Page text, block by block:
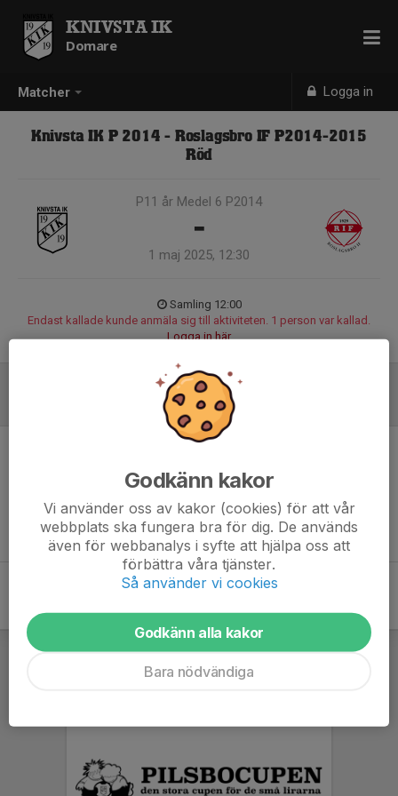
Matcher Logga in
KNIVSTA IK
Domare
Knivsta IK P 2014 - Roslagsbro IF P2014-2015
Röd
P11 år Medel 6 P2014
-
1 maj 2025, 12:30
Samling 12:00
Endast kallade kunde anmäla sig till aktiviteten. 1 person var kallad.
Logga in här
Godkänn kakor
Vi använder oss av kakor (cookies) för att vår
webbplats ska fungera bra för dig. De används
även för webbanalys i syfte att hjälpa oss att
förbättra våra tjänster.
Så använder vi cookies
Godkänn alla kakor
Bara nödvändiga